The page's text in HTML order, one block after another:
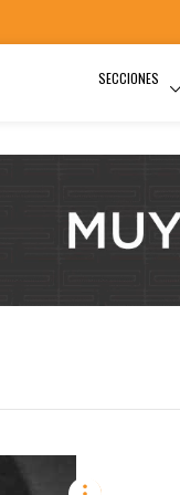
SECCIONES